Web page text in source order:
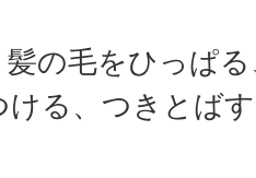
の毛をひっぱ
ける、つきとば